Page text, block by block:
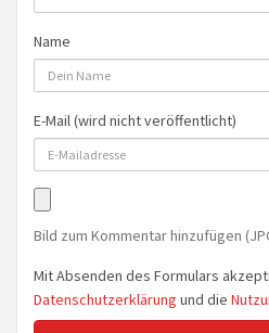
Name
E-Mail (wird nicht veröffentlicht)
Bild zum Kommentar hinzufügen
Mit Absenden des Formulars
Datenschutzerklärung und die